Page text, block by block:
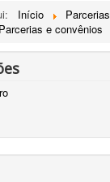
Início Parcerias
Parcerias e convênios